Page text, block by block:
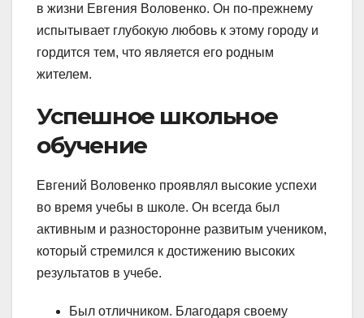
в жизни Евгения Воловенко. Он по-прежнему
испытывает глубокую любовь к этому городу и
гордится тем, что является его родным
жителем.
Успешное школьное
обучение
Евгений Воловенко проявлял высокие успехи
во время учебы в школе. Он всегда был
активным и разносторонне развитым учеником,
который стремился к достижению высоких
результатов в учебе.
Был отличником. Благодаря своему